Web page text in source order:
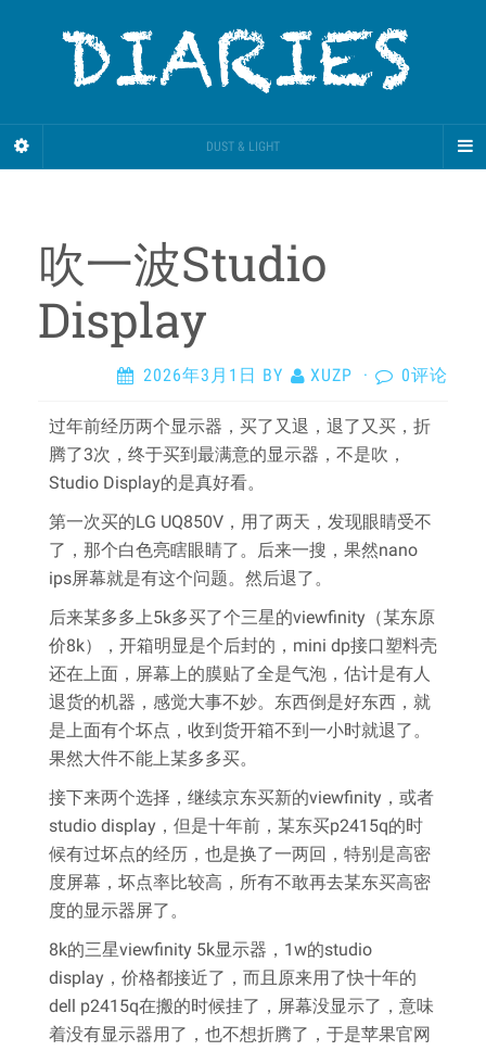
DUST & LIGHT
吹一波Studio
Display
2026年3月1日 BY XUZP · 0评论
过年前经历两个显示器，买了又退，退了又买，折
腾了3次，终于买到最满意的显示器，不是吹，
Studio Display的是真好看。
第一次买的LG UQ850V，用了两天，发现眼睛受不
了，那个白色亮瞎眼睛了。后来一搜，果然nano
ips屏幕就是有这个问题。然后退了。
后来某多多上5k多买了个三星的viewfinity（某东原
价8k），开箱明显是个后封的，mini dp接口塑料壳
还在上面，屏幕上的膜贴了全是气泡，估计是有人
退货的机器，感觉大事不妙。东西倒是好东西，就
是上面有个坏点，收到货开箱不到一小时就退了。
果然大件不能上某多多买。
接下来两个选择，继续京东买新的viewfinity，或者
studio display，但是十年前，某东买p2415q的时
候有过坏点的经历，也是换了一两回，特别是高密
度屏幕，坏点率比较高，所有不敢再去某东买高密
度的显示器屏了。
8k的三星viewfinity 5k显示器，1w的studio
display，价格都接近了，而且原来用了快十年的
dell p2415q在搬的时候挂了，屏幕没显示了，意味
着没有显示器用了，也不想折腾了，于是苹果官网